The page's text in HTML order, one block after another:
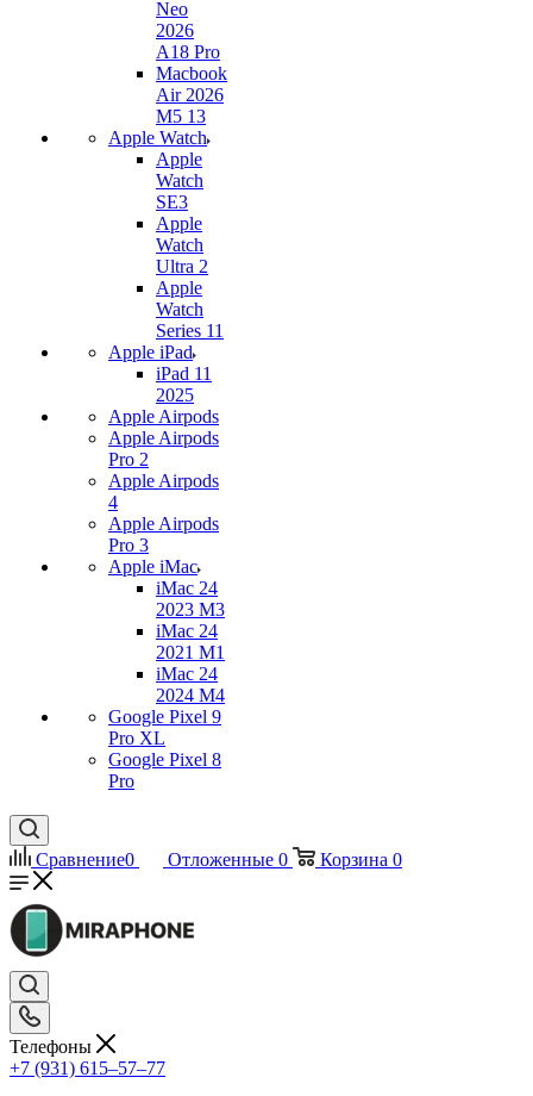
Neo
2026
A18 Pro
Macbook
Air 2026
M5 13
Apple Watch
Apple
Watch
SE3
Apple
Watch
Ultra 2
Apple
Watch
Series 11
Apple iPad
iPad 11
2025
Apple Airpods
Apple Airpods
Pro 2
Apple Airpods
4
Apple Airpods
Pro 3
Apple iMac
iMac 24
2023 M3
iMac 24
2021 M1
iMac 24
2024 M4
Google Pixel 9
Pro XL
Google Pixel 8
Pro
Сравнение0 Отложенные 0 Корзина 0
Телефоны
+7 (931) 615‒57‒77